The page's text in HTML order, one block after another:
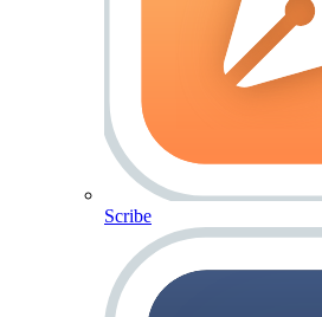
Scribe